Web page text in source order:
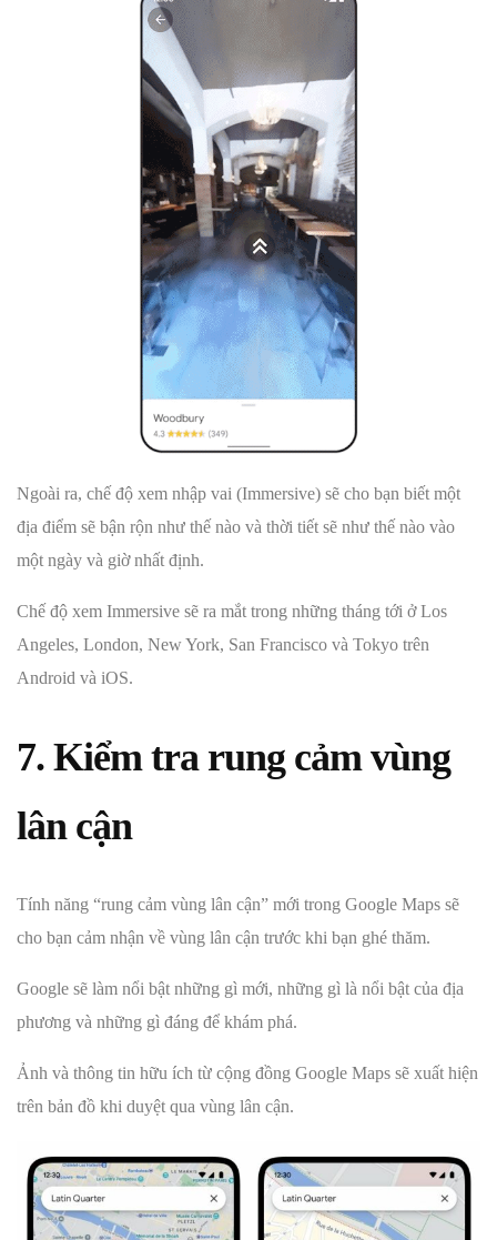
Ngoài ra, chế độ xem nhập vai (Immersive) sẽ cho bạn biết một
địa điểm sẽ bận rộn như thế nào và thời tiết sẽ như thế nào vào
một ngày và giờ nhất định.
Chế độ xem Immersive sẽ ra mắt trong những tháng tới ở Los
Angeles, London, New York, San Francisco và Tokyo trên
Android và iOS.
7. Kiểm tra rung cảm vùng
lân cận
Tính năng “rung cảm vùng lân cận” mới trong Google Maps sẽ
cho bạn cảm nhận về vùng lân cận trước khi bạn ghé thăm.
Google sẽ làm nổi bật những gì mới, những gì là nổi bật của địa
phương và những gì đáng để khám phá.
Ảnh và thông tin hữu ích từ cộng đồng Google Maps sẽ xuất hiện
trên bản đồ khi duyệt qua vùng lân cận.